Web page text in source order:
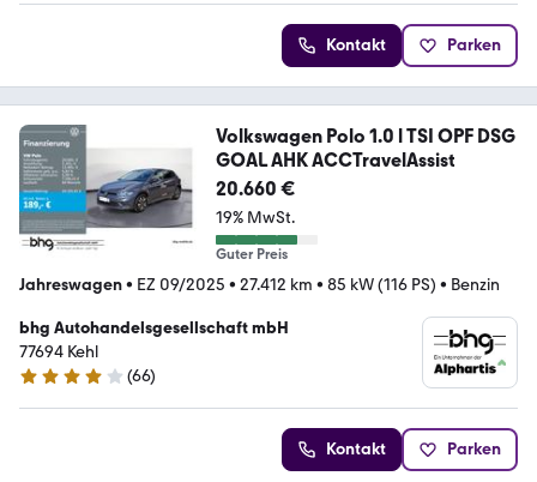
Kontakt Parken
Volkswagen Polo 1.0 l TSI OPF DSG
GOAL AHK ACCTravelAssist
20.660 €
19% MwSt.
Guter Preis
Jahreswagen• EZ 09/2025 • 27.412 km • 85 kW (116 PS) • Benzin
bhg Autohandelsgesellschaft mbH
77694 Kehl
4 Sterne
(66)
Kontakt Parken